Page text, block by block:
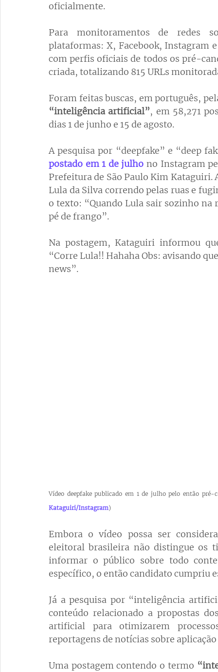
oficialmente.
Para monitoramentos de redes
plataformas: X, Facebook, Instagram
com perfis oficiais de todos os pré-
criada, totalizando 815 URLs
Foram feitas buscas, em português,
“inteligência artificial”, em 58,271
dias 1 de junho e 15 de agosto.
A pesquisa por “deepfake” e “deep
postado em 1 de julho no Instagram
Prefeitura de São Paulo Kim
Lula da Silva correndo pelas ruas e
o texto: “Quando Lula sair sozinho na
pé de frango”.
Na postagem, Kataguiri informou
“Corre Lula!! Hahaha Obs: avisando
news”.
Vídeo deepfake publicado em 1 de julho pelo então
Kataguiri/Instagram)
Embora o vídeo possa ser
eleitoral brasileira não distingue os
informar o público sobre todo
específico, o então candidato cumpriu
Já a pesquisa por “inteligência
conteúdo relacionado a propostas
artificial para otimizarem
reportagens de notícias sobre
Uma postagem contendo o termo